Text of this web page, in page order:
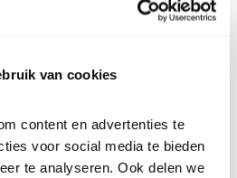
van cookies
content en advertenties te
voor social media te bieden
te analyseren. Ook delen we
deze klachten bij uzelf en
een luisterend oor en
Voorkomen is beter dan
pannenset is een stuk duurder!